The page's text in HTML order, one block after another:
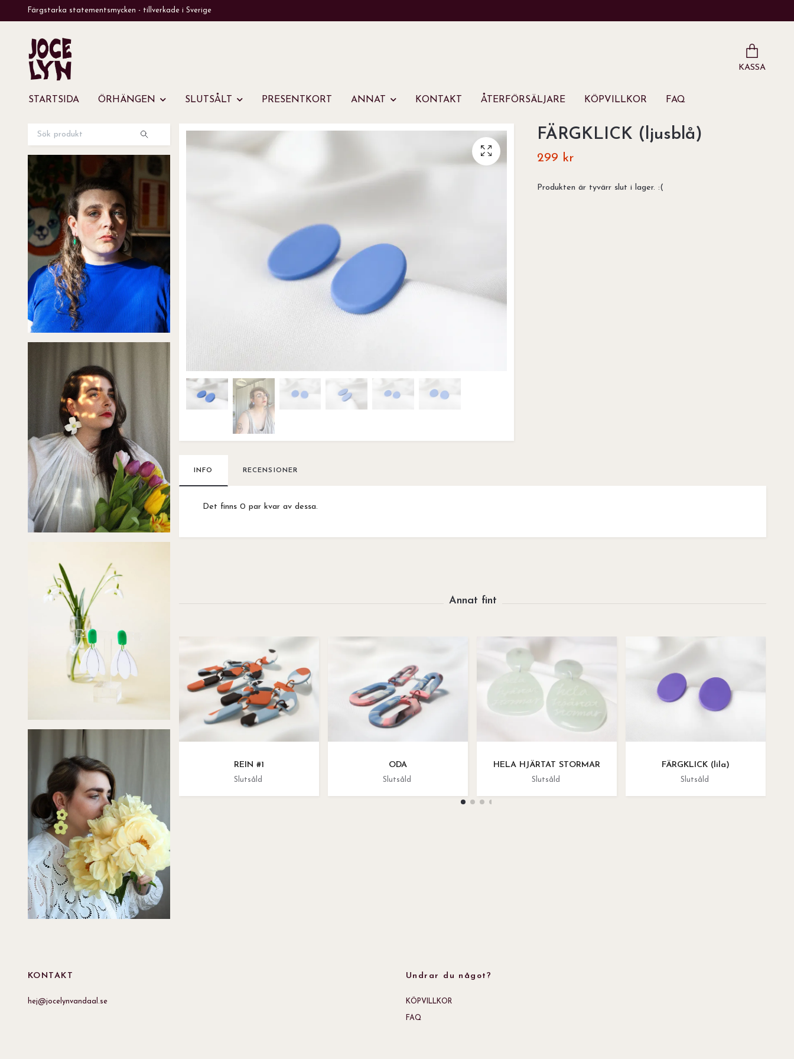
Färgstarka statementsmycken - tillverkade i Sverige
KASSA
STARTSIDA ÖRHÄNGEN SLUTSÅLT PRESENTKORT ANNAT KONTAKT ÅTERFÖRSÄLJARE KÖPVILLKOR FAQ
FÄRGKLICK (ljusblå)
299 kr
Produkten är tyvärr slut i lager. :(
INFO RECENSIONER
Det finns 0 par kvar av dessa.
REIN #1
Slutsåld
ODA
Slutsåld
HELA HJÄRTAT STORMAR
Slutsåld
FÄRGKLICK (lila)
Slutsåld
KONTAKT
hej@jocelynvandaal.se
Undrar du något?
KÖPVILLKOR
FAQ